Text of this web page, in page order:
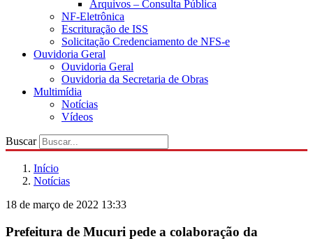
Arquivos – Consulta Pública
NF-Eletrônica
Escrituração de ISS
Solicitação Credenciamento de NFS-e
Ouvidoria Geral
Ouvidoria Geral
Ouvidoria da Secretaria de Obras
Multimídia
Notícias
Vídeos
Buscar
Início
Notícias
18 de março de 2022 13:33
Prefeitura de Mucuri pede a colaboração da